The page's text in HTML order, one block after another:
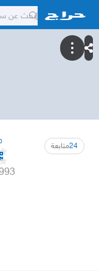
24متابعة